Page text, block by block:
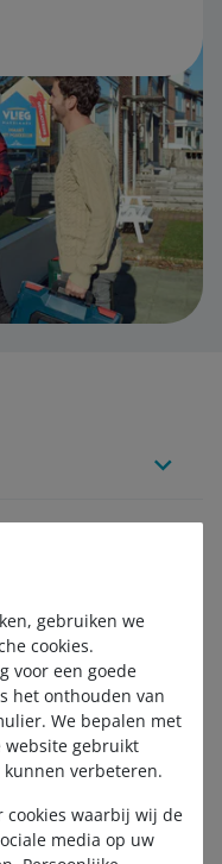
gebruiken we
cookies.
voor een goede
het onthouden van
We bepalen met
website gebruikt
verbeteren.
cookies waarbij wij de
media op uw